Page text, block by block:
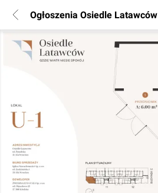
Ogłoszenia Osiedle Latawców